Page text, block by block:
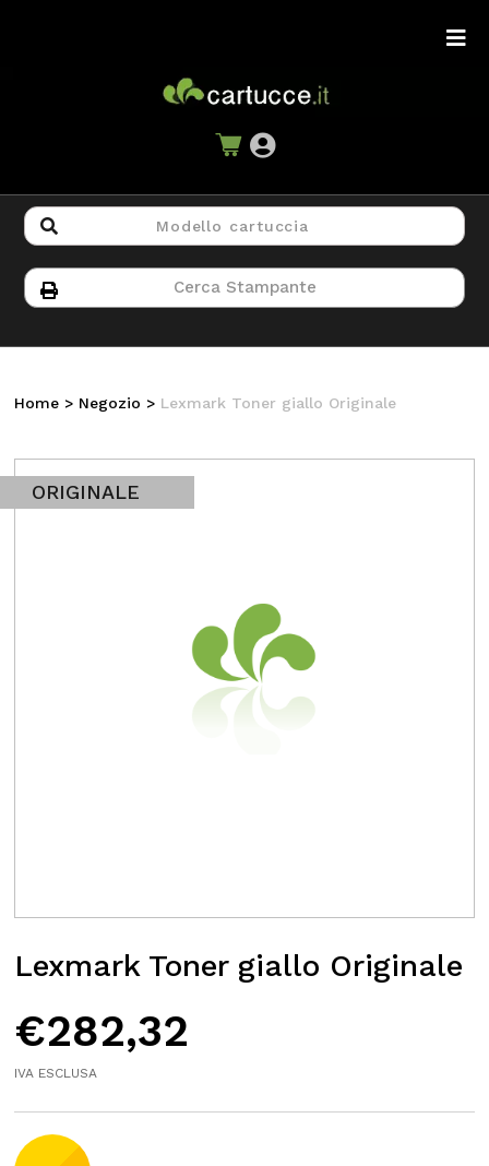
Home > Negozio > Lexmark Toner giallo Originale
ORIGINALE
Lexmark Toner giallo Originale
€282,32
IVA ESCLUSA